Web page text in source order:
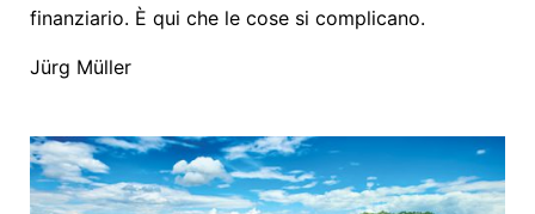
finanziario. È qui che le cose si complicano.
Jürg Müller